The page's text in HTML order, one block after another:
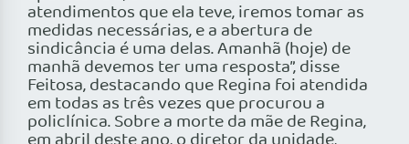
atendimentos que ela teve, iremos tomar as
medidas necessárias, e a abertura de
sindicância é uma delas. Amanhã (hoje) de
manhã devemos ter uma resposta”, disse
Feitosa, destacando que Regina foi atendida
em todas as três vezes que procurou a
policlínica. Sobre a morte da mãe de Regina,